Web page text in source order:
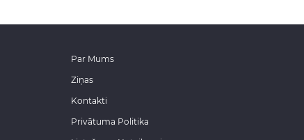
Par Mums
Ziņas
Kontakti
Privātuma Politika